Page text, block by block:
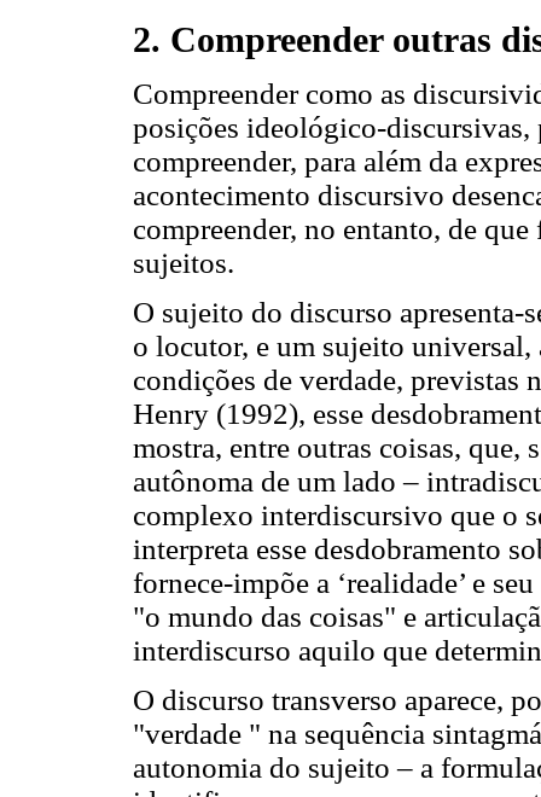
2. Compreender outras
Compreender como as
posições ideológico-discursivas,
compreender, para além da
acontecimento discursivo
compreender, no entanto, de
sujeitos.
O sujeito do discurso
o locutor, e um sujeito universal,
condições de verdade, previstas
Henry (1992), esse
mostra, entre outras coisas, que,
autônoma de um lado –
complexo interdiscursivo que o
interpreta esse desdobramento
fornece-impõe a ‘realidade’ e
"o mundo das coisas" e
interdiscurso aquilo que
O discurso transverso aparece,
"verdade " na sequência
autonomia do sujeito – a